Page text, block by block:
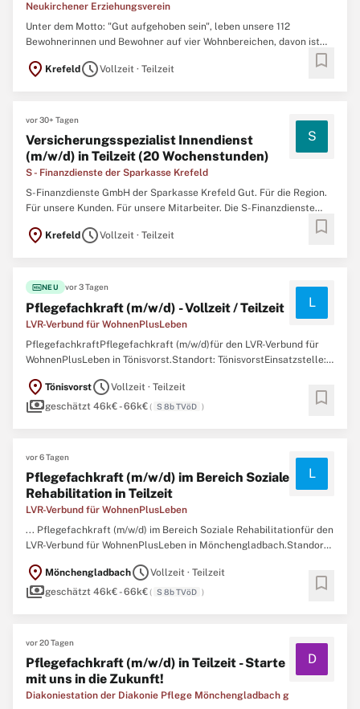
Neukirchener Erziehungsverein
Unter dem Motto: "Gut aufgehoben sein", leben unsere 112
Bewohnerinnen und Bewohner auf vier Wohnbereichen, davon ist
ein Wohnbereich gerontopsychiatrisch ausgerichtet. Wir versorgen
Menschen mit pflegerischen Hilfebedarf ab 18 Jahren und bieten
location_on Krefeld scheduleVollzeit · Teilzeit bookmark
vor 30+ Tagen
Versicherungsspezialist Innendienst
(m/w/d) in Teilzeit (20 Wochenstunden)
S - Finanzdienste der Sparkasse Krefeld
S
S-Finanzdienste GmbH der Sparkasse Krefeld Gut. Für die Region.
Für unsere Kunden. Für unsere Mitarbeiter. Die S-Finanzdienste
unseren Aufgaben gehört es, die Mitarbeiter der Sparkasse Krefeld
location_on Krefeld scheduleVollzeit · Teilzeit bookmark
fiber_newNEU vor 3 Tagen
Pflegefachkraft (m/w/d) - Vollzeit / Teilzeit
LVR-Verbund für WohnenPlusLeben
L
PflegefachkraftPflegefachkraft (m/w/d)für den LVR-Verbund für
WohnenPlusLeben in Tönisvorst.Standort: TönisvorstEinsatzstelle:
SuEArbeitszeit: Voll- oder TeilzeitunbefristetBesetzungsstart:
nächstmöglichDas sind Ihre AufgabenAls Pflegefachkraft ...
location_on TönisvorstscheduleVollzeit · Teilzeit
paymentsgeschätzt 46k€ - 66k€( S 8b TVöD ) bookmark
vor 6 Tagen
Pflegefachkraft (m/w/d) im Bereich Soziale
Rehabilitation in Teilzeit
LVR-Verbund für WohnenPlusLeben
L
... Pflegefachkraft (m/w/d) im Bereich Soziale Rehabilitationfür den
LVR-Verbund für WohnenPlusLeben in Mönchengladbach.Standort:
WohnenPlusLebenVergütung: S8b TVöD-SuEArbeitszeit:
Teilzeitbis
30 Std. ...
location_on MönchengladbachscheduleVollzeit · Teilzeit
paymentsgeschätzt 46k€ - 66k€( S 8b TVöD ) bookmark
vor 20 Tagen
Pflegefachkraft (m/w/d) in Teilzeit - Starte
mit uns in die Zukunft!
Diakoniestation der Diakonie Pflege Mönchengladbach g
D